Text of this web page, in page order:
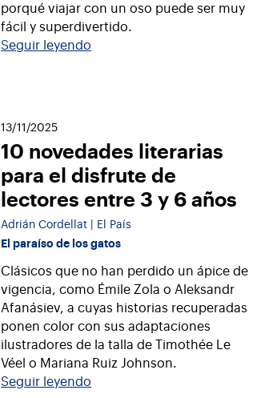
porqué viajar con un oso puede ser muy
fácil y superdivertido.
Seguir leyendo
13/11/2025
10 novedades literarias
para el disfrute de
lectores entre 3 y 6 años
Adrián Cordellat | El País
El paraíso de los gatos
Clásicos que no han perdido un ápice de
vigencia, como Émile Zola o Aleksandr
Afanásiev, a cuyas historias recuperadas
ponen color con sus adaptaciones
ilustradores de la talla de Timothée Le
Véel o Mariana Ruiz Johnson.
Seguir leyendo